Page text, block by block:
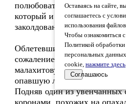
полюбоваться красотой
который и впрямь теперь
заколдованный.
Облетевшие каштаны у
сожалением взирали на свою
малахитовую, а теперь
опавшую листву, зябко
Подняв один из увенчанных
коронами, похожих на
Оставаясь на сайте,
соглашаетесь с
использования
Чтобы ознакомиться с
Политикой обработки
персональных
cookie, нажмите здесь
Соглашаюсь